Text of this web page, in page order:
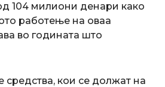
104 милиони денари како
работење на оваа
во годината што
средства, кои се должат на